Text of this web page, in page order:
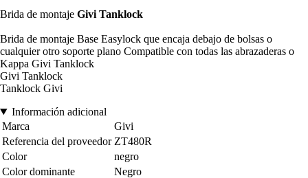
Brida de montaje Givi Tanklock
Brida de montaje Base Easylock que encaja debajo de bolsas o
cualquier otro soporte plano Compatible con todas las abrazaderas o
Kappa Givi Tanklock
Givi Tanklock
Tanklock Givi
Información adicional
Marca
Givi
Referencia del proveedor ZT480R
Color
negro
Color dominante
Negro